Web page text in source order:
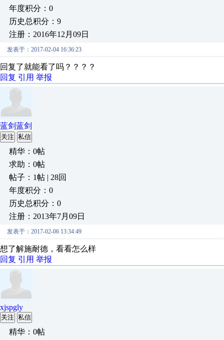
年度积分：0
历史总积分：9
注册：2016年12月09日
发表于：2017-02-04 16:36:23
回复了就能看了吗？？？？
回复 引用 举报
蓝剑蓝剑
关注 私信
精华：0帖
求助：0帖
帖子：1帖 | 28回
年度积分：0
历史总积分：0
注册：2013年7月09日
发表于：2017-02-06 13:34:49
想了解施耐德，看看怎么样
回复 引用 举报
xjspgly
关注 私信
精华：0帖